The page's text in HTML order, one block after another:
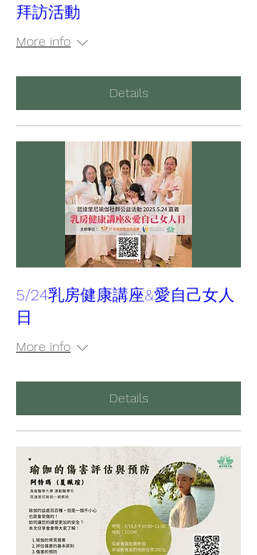
拜訪活動
More info
Details
5/24乳房健康講座&愛自己女人
日
More info
Details